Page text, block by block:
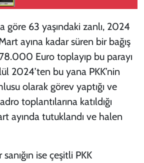
göre 63 yaşındaki zanlı, 2024
ayına kadar süren bir bağış
Euro toplayıp bu parayı
2024’ten bu yana PKK’nin
olarak görev yaptığı ve
toplantılarına katıldığı
ayında tutuklandı ve halen
ise çeşitli PKK